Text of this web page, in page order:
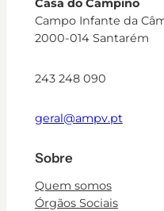
Casa do Campino
Campo Infante da
2000-014 Santarém
243 248 090
geral@ampv.pt
Sobre
Quem somos
Órgãos Sociais